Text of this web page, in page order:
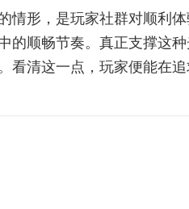
情形，是玩家社群对顺利
的顺畅节奏。真正支撑这
看清这一点，玩家便能在